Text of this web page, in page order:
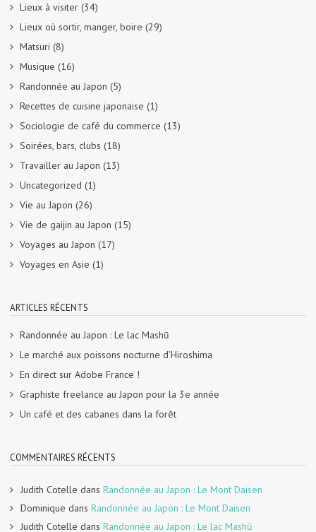
Lieux à visiter (34)
Lieux où sortir, manger, boire (29)
Matsuri (8)
Musique (16)
Randonnée au Japon (5)
Recettes de cuisine japonaise (1)
Sociologie de café du commerce (13)
Soirées, bars, clubs (18)
Travailler au Japon (13)
Uncategorized (1)
Vie au Japon (26)
Vie de gaijin au Japon (15)
Voyages au Japon (17)
Voyages en Asie (1)
ARTICLES RÉCENTS
Randonnée au Japon : Le lac Mashū
Le marché aux poissons nocturne d’Hiroshima
En direct sur Adobe France !
Graphiste freelance au Japon pour la 3e année
Un café et des cabanes dans la forêt
COMMENTAIRES RÉCENTS
Judith Cotelle dans Randonnée au Japon : Le Mont Daisen
Dominique dans Randonnée au Japon : Le Mont Daisen
Judith Cotelle dans Randonnée au Japon : Le lac Mashū